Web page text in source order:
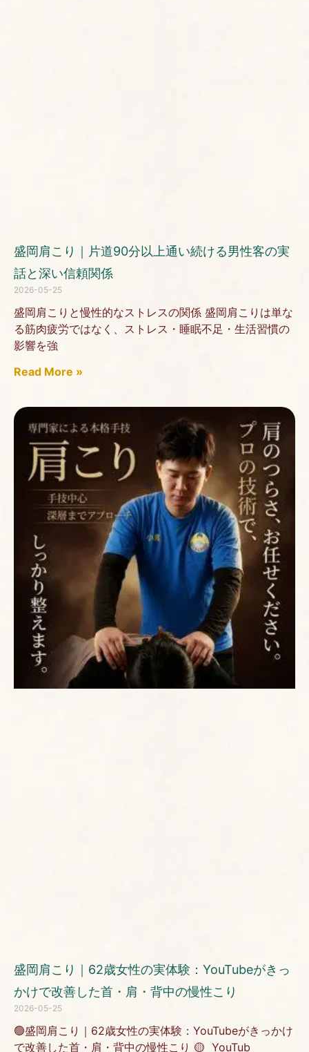
盛岡肩こり｜片道90分以上通い続ける男性客の実
話と深い信頼関係
2026-05-25
盛岡肩こりと慢性的なストレスの関係 盛岡肩こりは単な
る筋肉疲労ではなく、ストレス・睡眠不足・生活習慣の
影響を強
Read More »
盛岡肩こり｜62歳女性の実体験：YouTubeがきっ
かけで改善した首・肩・背中の慢性こり
2026-05-25
🟢盛岡肩こり｜62歳女性の実体験：YouTubeがきっかけ
で改善した首・肩・背中の慢性こり 🟡 YouTub